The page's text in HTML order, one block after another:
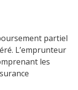
partiel
L’emprunteur
les